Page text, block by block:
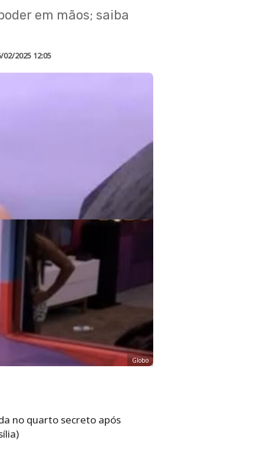
em mãos; saiba
02/2025 12:05
Globo
no quarto secreto após